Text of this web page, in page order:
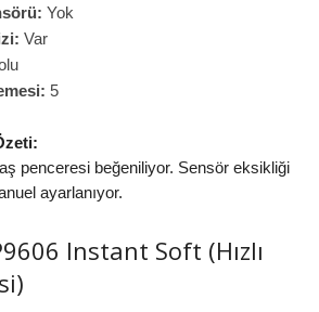
Yok
Var
5
penceresi beğeniliyor. Sensör eksikliği
ayarlanıyor.
Instant Soft (Hızlı